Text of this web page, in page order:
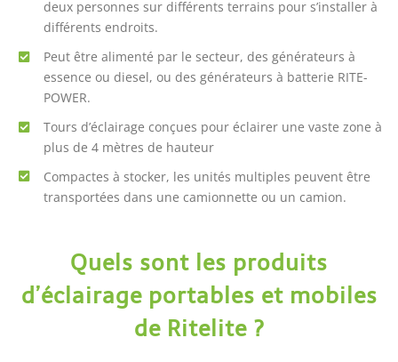
deux personnes sur différents terrains pour s’installer à
différents endroits.
Peut être alimenté par le secteur, des générateurs à
essence ou diesel, ou des générateurs à batterie RITE-
POWER.
Tours d’éclairage conçues pour éclairer une vaste zone à
plus de 4 mètres de hauteur
Compactes à stocker, les unités multiples peuvent être
transportées dans une camionnette ou un camion.
Quels sont les produits
d’éclairage portables et mobiles
de Ritelite ?